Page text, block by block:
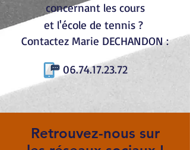
concernant les cours
et l'école de tennis ?
Contactez Marie DECHANDON :
06.74.17.23.72
Retrouvez-nous sur